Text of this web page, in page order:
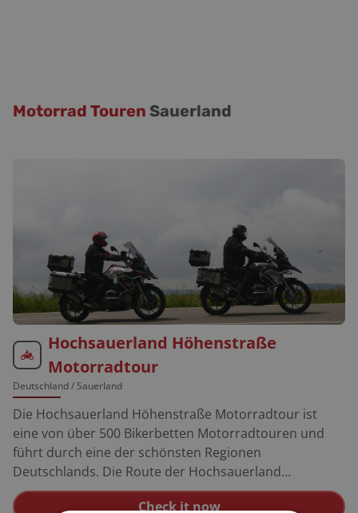
Motorrad Touren Sauerland
Hochsauerland Höhenstraße
Motorradtour
Deutschland/ Sauerland
Die Hochsauerland Höhenstraße Motorradtour ist
eine von über 500 Bikerbetten Motorradtouren und
führt durch eine der schönsten Regionen
Deutschlands. Die Route der Hochsauerland
Höhenstraße Motorradtour führt entlang malerische
Check it now